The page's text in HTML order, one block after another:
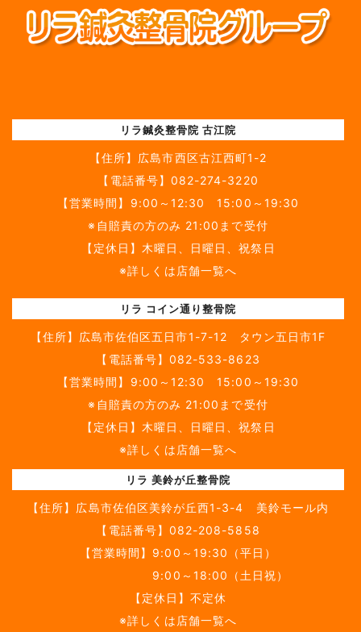
リラ鍼灸整骨院 古江院
【住所】 広島市西区古江西町1-2
【電話番号】 082-274-3220
【営業時間】9:00～12:30 15:00～19:30
※自賠責の方のみ 21:00まで受付
【定休日】木曜日、日曜日、祝祭日
※詳しくは店舗一覧へ
リラ コイン通り整骨院
【住所】 広島市佐伯区五日市1-7-12 タウン五日市1F
【電話番号】 082-533-8623
【営業時間】9:00～12:30 15:00～19:30
※自賠責の方のみ 21:00まで受付
【定休日】木曜日、日曜日、祝祭日
※詳しくは店舗一覧へ
リラ 美鈴が丘整骨院
【住所】 広島市佐伯区美鈴が丘西1-3-4 美鈴モール内
【電話番号】 082-208-5858
【営業時間】9:00～19:30（平日）
9:00～18:00（土日祝）
【定休日】不定休
※詳しくは店舗一覧へ